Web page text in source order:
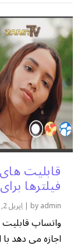
قابلیت
فیلترها
byadmin
|اِپریل 2, 2025
واتساپ
اجازه می دهد با